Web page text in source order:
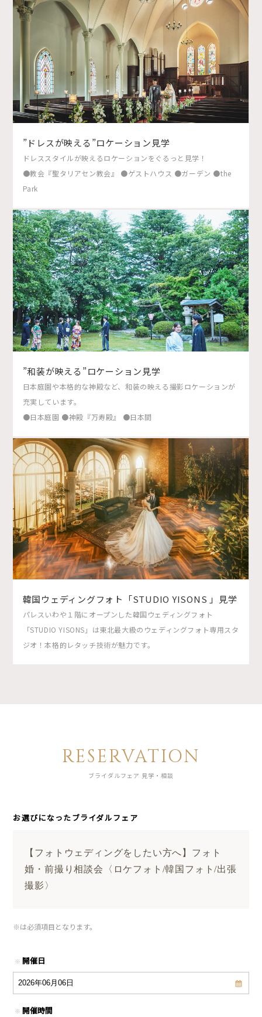
”ドレスが映える”ロケーション見学
ドレススタイルが映えるロケーションをぐるっと見学！
●教会『聖タリアセン教会』 ●ゲストハウス ●ガーデン ●the
Park
”和装が映える”ロケーション見学
日本庭園や本格的な神殿など、和装の映える撮影ロケーションが
充実しています。
●日本庭園 ●神殿『万寿殿』 ●日本間
韓国ウェディングフォト「STUDIO YISONS 」見学
パレスいわや１階にオープンした韓国ウェディングフォト
「STUDIO YISONS」は東北最大級のウェディングフォト専用スタ
ジオ！本格的レタッチ技術が魅力です。
RESERVATION
ブライダルフェア 見学・相談
お選びになったブライダルフェア
【フォトウェディングをしたい方へ】フォト
婚・前撮り相談会〈ロケフォト/韓国フォト/出張
撮影〉
※は必須項目となります。
※ 開催日
※ 開催時間